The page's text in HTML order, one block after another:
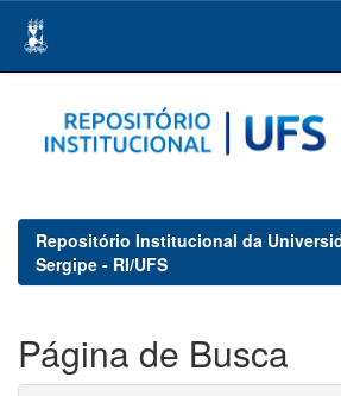
navigation
Repositório Institucional da
Sergipe - RI/UFS
Página de Busca